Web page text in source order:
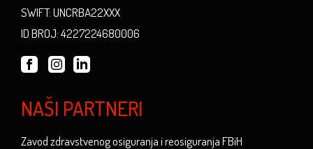
SWIFT: UNCRBA22XXX
ID BROJ: 4227224680006
NAŠI PARTNERI
Zavod zdravstvenog osiguranja i reosiguranja FBiH